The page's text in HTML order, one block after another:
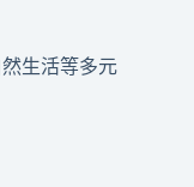
生活等多元